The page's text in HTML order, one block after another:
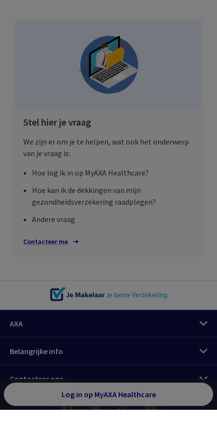
MyAXA klantenzone
Alles over je verzekeringen als particulier
Log in op MyAXA Healthcare
Stel hier je vraag
We zijn er om je te helpen, wat ook het onderwerp
van je vraag is:
Hoe log ik in op MyAXA Healthcare?
Hoe kan ik de dekkingen van mijn
gezondheidsverzekering raadplegen?
Andere vraag
Contacteer me
AXA
Belangrijke info
Contacteer ons